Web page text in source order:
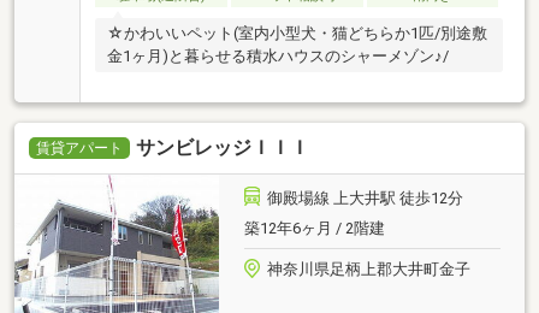
☆かわいいペット(室内小型犬・猫どちらか1匹/別途敷
金1ヶ月)と暮らせる積水ハウスのシャーメゾン♪/
賃貸アパート サンビレッジＩＩＩ
御殿場線 上大井駅 徒歩12分
築12年6ヶ月 / 2階建
神奈川県足柄上郡大井町金子